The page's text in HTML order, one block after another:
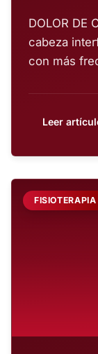
DOLOR DE
cabeza
con más
Leer
FISIOTERAPIA